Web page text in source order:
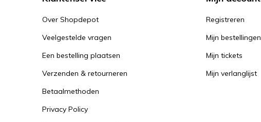
Over Shopdepot
Veelgestelde vragen
Een bestelling plaatsen
Verzenden & retourneren
Betaalmethoden
Privacy Policy
Registreren
Mijn bestellingen
Mijn tickets
Mijn verlanglijst